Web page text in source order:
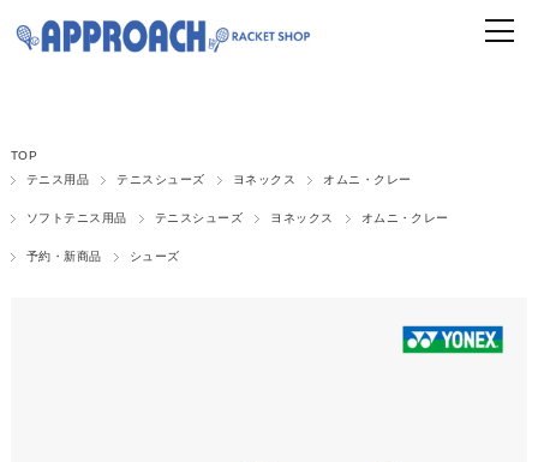
TOP
テニス用品
テニスシューズ ヨネックス オムニ・クレー
ソフトテニス用品 テニスシューズ ヨネックス オムニ・クレー
予約・新商品 シューズ